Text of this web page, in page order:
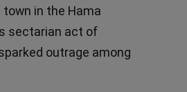
town in the Hama
sectarian act of
outrage among